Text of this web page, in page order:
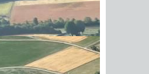
PDF drucken